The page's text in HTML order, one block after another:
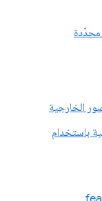
محدّدة
باستخدام